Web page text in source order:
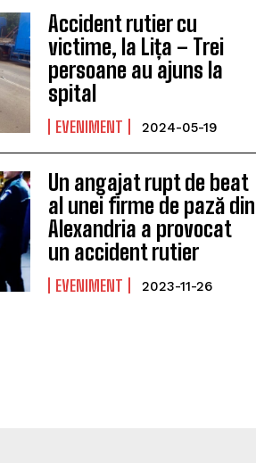
Accident rutier cu
victime, la Lița – Trei
persoane au ajuns la
spital
EVENIMENT 2024-05-19
Un angajat rupt de beat
al unei firme de pază din
Alexandria a provocat
un accident rutier
EVENIMENT 2023-11-26